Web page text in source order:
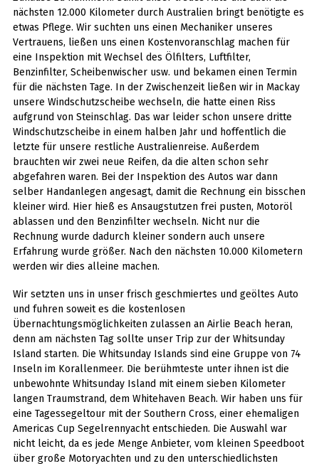
nächsten 12.000 Kilometer durch Australien bringt benötigte es
etwas Pflege. Wir suchten uns einen Mechaniker unseres
Vertrauens, ließen uns einen Kostenvoranschlag machen für
eine Inspektion mit Wechsel des Ölfilters, Luftfilter,
Benzinfilter, Scheibenwischer usw. und bekamen einen Termin
für die nächsten Tage. In der Zwischenzeit ließen wir in Mackay
unsere Windschutzscheibe wechseln, die hatte einen Riss
aufgrund von Steinschlag. Das war leider schon unsere dritte
Windschutzscheibe in einem halben Jahr und hoffentlich die
letzte für unsere restliche Australienreise. Außerdem
brauchten wir zwei neue Reifen, da die alten schon sehr
abgefahren waren. Bei der Inspektion des Autos war dann
selber Handanlegen angesagt, damit die Rechnung ein bisschen
kleiner wird. Hier hieß es Ansaugstutzen frei pusten, Motoröl
ablassen und den Benzinfilter wechseln. Nicht nur die
Rechnung wurde dadurch kleiner sondern auch unsere
Erfahrung wurde größer. Nach den nächsten 10.000 Kilometern
werden wir dies alleine machen.
Wir setzten uns in unser frisch geschmiertes und geöltes Auto
und fuhren soweit es die kostenlosen
Übernachtungsmöglichkeiten zulassen an Airlie Beach heran,
denn am nächsten Tag sollte unser Trip zur der Whitsunday
Island starten. Die Whitsunday Islands sind eine Gruppe von 74
Inseln im Korallenmeer. Die berühmteste unter ihnen ist die
unbewohnte Whitsunday Island mit einem sieben Kilometer
langen Traumstrand, dem Whitehaven Beach. Wir haben uns für
eine Tagessegeltour mit der Southern Cross, einer ehemaligen
Americas Cup Segelrennyacht entschieden. Die Auswahl war
nicht leicht, da es jede Menge Anbieter, vom kleinen Speedboot
über große Motoryachten und zu den unterschiedlichsten